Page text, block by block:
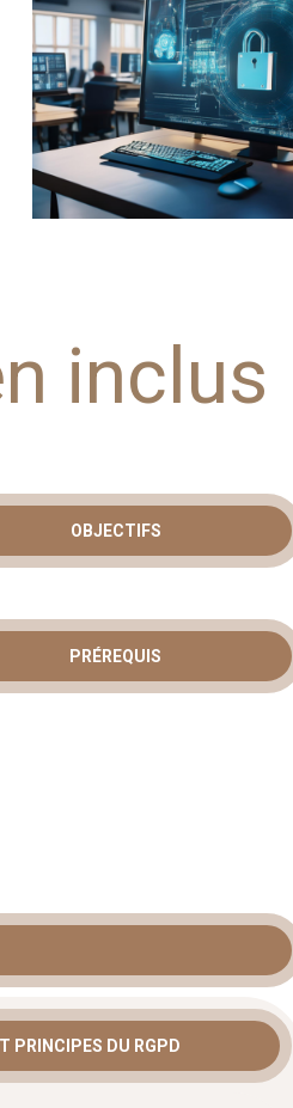
inclus
:
central de la confiance
formation RGPDvous
(DPO) opérationnel et
professionnels d’interpréter
durables au sein de leur
du DPO
OBJECTIFS
PRÉREQUIS
PRINCIPES DU RGPD